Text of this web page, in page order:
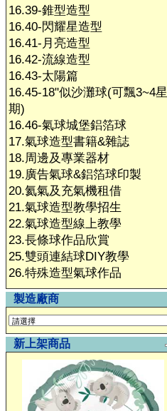
16.39-錐型造型
16.40-閃耀星造型
16.41-月亮造型
16.42-流線造型
16.43-太陽篇
16.45-18"似沙灘球(可飄3~4星
期)
16.46-氣球城堡鋁箔球
17.氣球造型書籍&雜誌
18.周邊及專業器材
19.廣告氣球&鋁箔球印製
20.氦氣及充氣機租借
21.氣球造型教學招生
22.氣球造型線上教學
23.長條球作品欣賞
25.雙頭連結球DIY教學
26.特殊造型氣球作品
製造廠商
新上架商品